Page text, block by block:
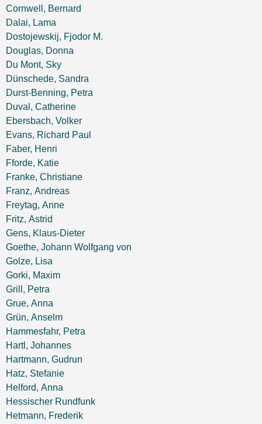
Cornwell, Bernard
Dalai, Lama
Dostojewskij, Fjodor M.
Douglas, Donna
Du Mont, Sky
Dünschede, Sandra
Durst-Benning, Petra
Duval, Catherine
Ebersbach, Volker
Evans, Richard Paul
Faber, Henri
Fforde, Katie
Franke, Christiane
Franz, Andreas
Freytag, Anne
Fritz, Astrid
Gens, Klaus-Dieter
Goethe, Johann Wolfgang von
Golze, Lisa
Gorki, Maxim
Grill, Petra
Grue, Anna
Grün, Anselm
Hammesfahr, Petra
Hartl, Johannes
Hartmann, Gudrun
Hatz, Stefanie
Helford, Anna
Hessischer Rundfunk
Hetmann, Frederik